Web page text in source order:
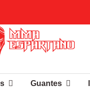
Guantes